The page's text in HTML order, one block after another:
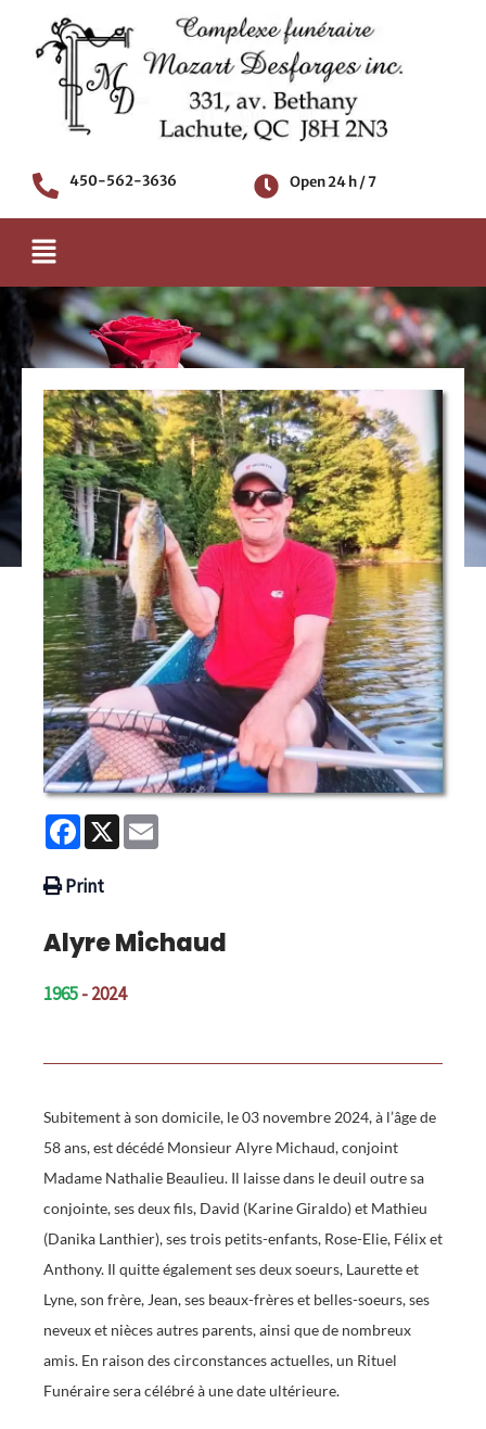
content
450-562-3636 Open 24 h / 7
Menu
Death notice
Facebook
X
Print
Alyre Michaud
1965- 2024
Subitement à son domicile, le 03 novembre 2024, à l’âge de
58 ans, est décédé Monsieur Alyre Michaud, conjoint
Madame Nathalie Beaulieu. Il laisse dans le deuil outre sa
conjointe, ses deux fils, David (Karine Giraldo) et Mathieu
(Danika Lanthier), ses trois petits-enfants, Rose-Elie, Félix et
Anthony. Il quitte également ses deux soeurs, Laurette et
Lyne, son frère, Jean, ses beaux-frères et belles-soeurs, ses
neveux et nièces autres parents, ainsi que de nombreux
amis. En raison des circonstances actuelles, un Rituel
Funéraire sera célébré à une date ultérieure.